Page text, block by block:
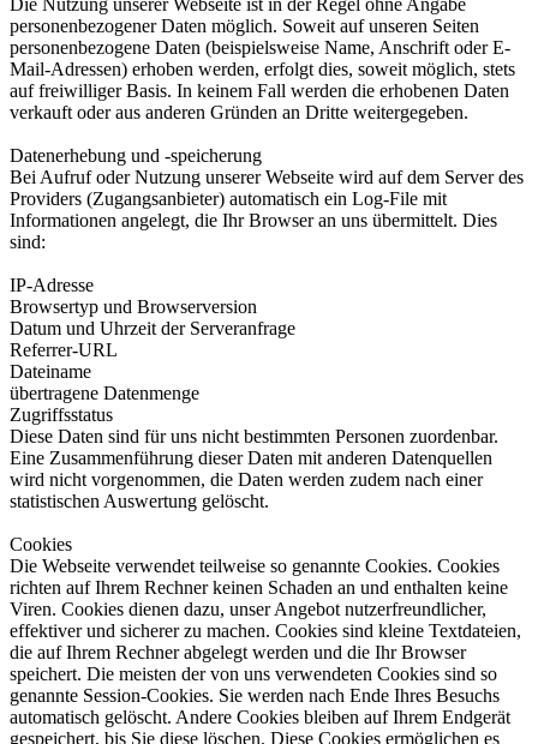
Die Nutzung unserer Webseite ist in der Regel ohne Angabe
personenbezogener Daten möglich. Soweit auf unseren Seiten
personenbezogene Daten (beispielsweise Name, Anschrift oder E-
Mail-Adressen) erhoben werden, erfolgt dies, soweit möglich, stets
auf freiwilliger Basis. In keinem Fall werden die erhobenen Daten
verkauft oder aus anderen Gründen an Dritte weitergegeben.
Datenerhebung und -speicherung
Bei Aufruf oder Nutzung unserer Webseite wird auf dem Server des
Providers (Zugangsanbieter) automatisch ein Log-File mit
Informationen angelegt, die Ihr Browser an uns übermittelt. Dies
sind:
IP-Adresse
Browsertyp und Browserversion
Datum und Uhrzeit der Serveranfrage
Referrer-URL
Dateiname
übertragene Datenmenge
Zugriffsstatus
Diese Daten sind für uns nicht bestimmten Personen zuordenbar.
Eine Zusammenführung dieser Daten mit anderen Datenquellen
wird nicht vorgenommen, die Daten werden zudem nach einer
statistischen Auswertung gelöscht.
Cookies
Die Webseite verwendet teilweise so genannte Cookies. Cookies
richten auf Ihrem Rechner keinen Schaden an und enthalten keine
Viren. Cookies dienen dazu, unser Angebot nutzerfreundlicher,
effektiver und sicherer zu machen. Cookies sind kleine Textdateien,
die auf Ihrem Rechner abgelegt werden und die Ihr Browser
speichert. Die meisten der von uns verwendeten Cookies sind so
genannte Session-Cookies. Sie werden nach Ende Ihres Besuchs
automatisch gelöscht. Andere Cookies bleiben auf Ihrem Endgerät
gespeichert, bis Sie diese löschen. Diese Cookies ermöglichen es